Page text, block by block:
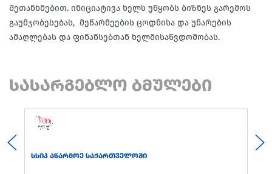
შეთანხმებით. ინიციატივა ხელს უწყობს ბიზნეს გარემოს
გაუმჯობესებას, მეწარმეების ცოდნისა და უნარების
ამაღლებას და ფინანსებთან ხელმისაწვდომობას.
სასარგებლო ბმულები
სსიპ აწარმოე საქართველოში